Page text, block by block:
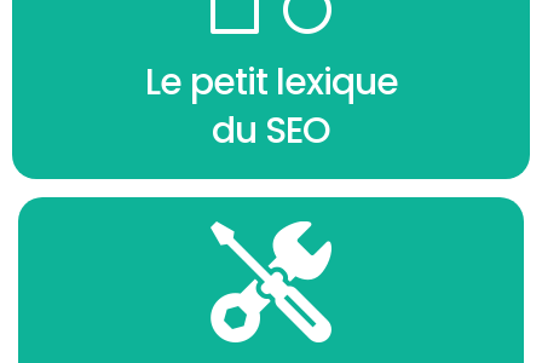
Le petit lexique
du SEO